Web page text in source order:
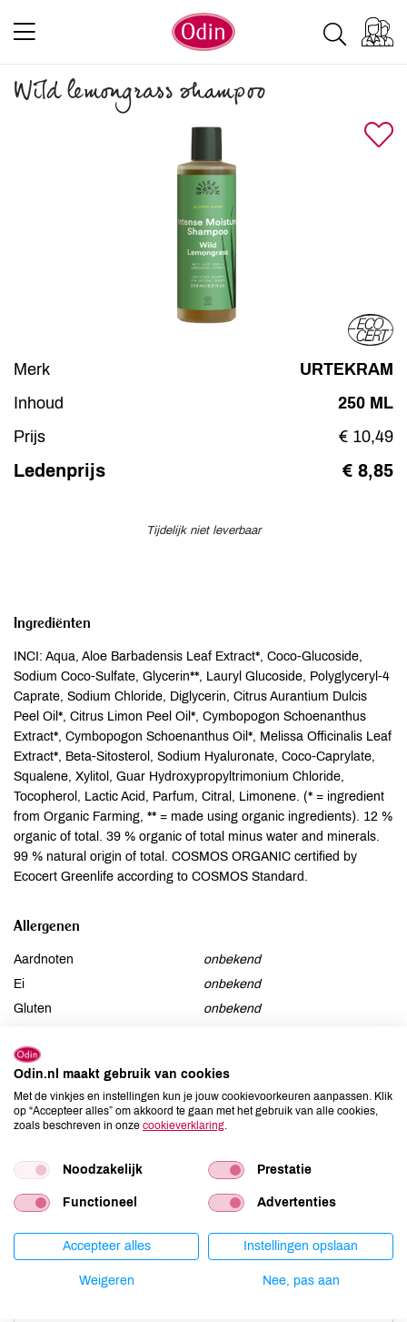
Wild lemongrass shampoo
Merk
URTEKRAM
Inhoud
250 ML
Prijs
€ 10,49
Ledenprijs € 8,85
Tijdelijk niet leverbaar
Ingrediënten
INCI: Aqua, Aloe Barbadensis Leaf Extract*, Coco-Glucoside,
Sodium Coco-Sulfate, Glycerin**, Lauryl Glucoside, Polyglyceryl-4
Caprate, Sodium Chloride, Diglycerin, Citrus Aurantium Dulcis
Peel Oil*, Citrus Limon Peel Oil*, Cymbopogon Schoenanthus
Extract*, Cymbopogon Schoenanthus Oil*, Melissa Officinalis Leaf
Extract*, Beta-Sitosterol, Sodium Hyaluronate, Coco-Caprylate,
Squalene, Xylitol, Guar Hydroxypropyltrimonium Chloride,
Tocopherol, Lactic Acid, Parfum, Citral, Limonene. (* = ingredient
from Organic Farming, ** = made using organic ingredients). 12 %
organic of total. 39 % organic of total minus water and minerals.
99 % natural origin of total. COSMOS ORGANIC certified by
Ecocert Greenlife according to COSMOS Standard.
Allergenen
Aardnoten
onbekend
Ei
onbekend
Gluten
onbekend
Lupine
Mosterd
onbekend
Noten
onbekend
Schaaldieren
onbekend
Sesam
onbekend
Soja
onbekend
Weekdieren
onbekend
Zwaveldioxide / sulfieten
Odin.nl maakt gebruik van cookies
Met de vinkjes en instellingen kun je jouw cookievoorkeuren aanpassen. Klik
op “Accepteer alles” om akkoord te gaan met het gebruik van alle cookies,
zoals beschreven in onze cookieverklaring
Noodzakelijk Prestatie
Functioneel Advertenties
Accepteer alles Instellingen opslaan
Weigeren Nee, pas aan